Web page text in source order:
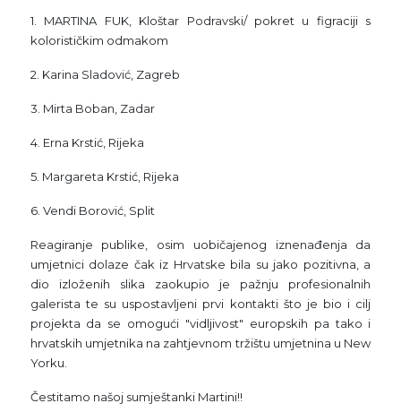
1. MARTINA FUK, Kloštar Podravski/ pokret u figraciji s
kolorističkim odmakom
2. Karina Sladović, Zagreb
3. Mirta Boban, Zadar
4. Erna Krstić, Rijeka
5. Margareta Krstić, Rijeka
6. Vendi Borović, Split
Reagiranje publike, osim uobičajenog iznenađenja da
umjetnici dolaze čak iz Hrvatske bila su jako pozitivna, a
dio izloženih slika zaokupio je pažnju profesionalnih
galerista te su uspostavljeni prvi kontakti što je bio i cilj
projekta da se omogući "vidljivost" europskih pa tako i
hrvatskih umjetnika na zahtjevnom tržištu umjetnina u New
Yorku.
Čestitamo našoj sumještanki Martini!!